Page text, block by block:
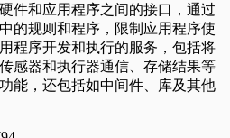
件和应用程序之间的接口，通过
的规则和程序，限制应用程序使
程序开发和执行的服务，包括将
感器和执行器通信、存储结果等
能，还包括如中间件、库及其他